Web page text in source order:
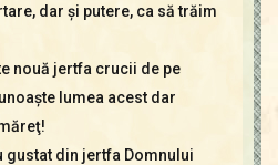
dar şi putere, ca să trăim
nouă jertfa crucii de pe
lumea acest dar
gustat din jertfa Domnului